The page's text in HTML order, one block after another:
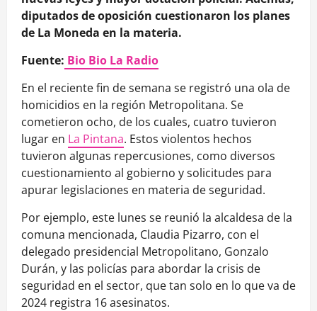
diputados de oposición cuestionaron los planes
de La Moneda en la materia.
Fuente: Bio Bio La Radio
En el reciente fin de semana se registró una ola de
homicidios en la región Metropolitana. Se
cometieron ocho, de los cuales, cuatro tuvieron
lugar en La Pintana. Estos violentos hechos
tuvieron algunas repercusiones, como diversos
cuestionamiento al gobierno y solicitudes para
apurar legislaciones en materia de seguridad.
Por ejemplo, este lunes se reunió la alcaldesa de la
comuna mencionada, Claudia Pizarro, con el
delegado presidencial Metropolitano, Gonzalo
Durán, y las policías para abordar la crisis de
seguridad en el sector, que tan solo en lo que va de
2024 registra 16 asesinatos.